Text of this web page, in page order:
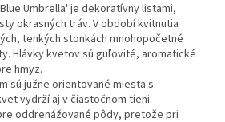
Umbrella' je dekoratívny listami,
okrasných tráv. V období kvitnutia
tenkých stonkách mnohopočetné
Hlávky kvetov sú guľovité, aromatické
hmyz.
sú južne orientované miesta s
vydrží aj v čiastočnom tieni.
oddrenážované pôdy, pretože pri